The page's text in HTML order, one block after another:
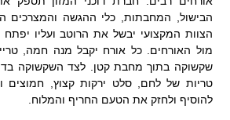
הבישול, המחבתות, כלי ההגשה והמצרכים
הצוות המקצועי יבשל את הרוטב ועליו יפתח
מול האורחים. כל אורח יקבל מנה חמה,
שקשוקה בתוך מחבת קטן. לצד השקשוקה
טריות של לחם, סלט ירקות קצוץ, חמוצים
להוסיף ולחזק את הטעם החריף והמלוח.